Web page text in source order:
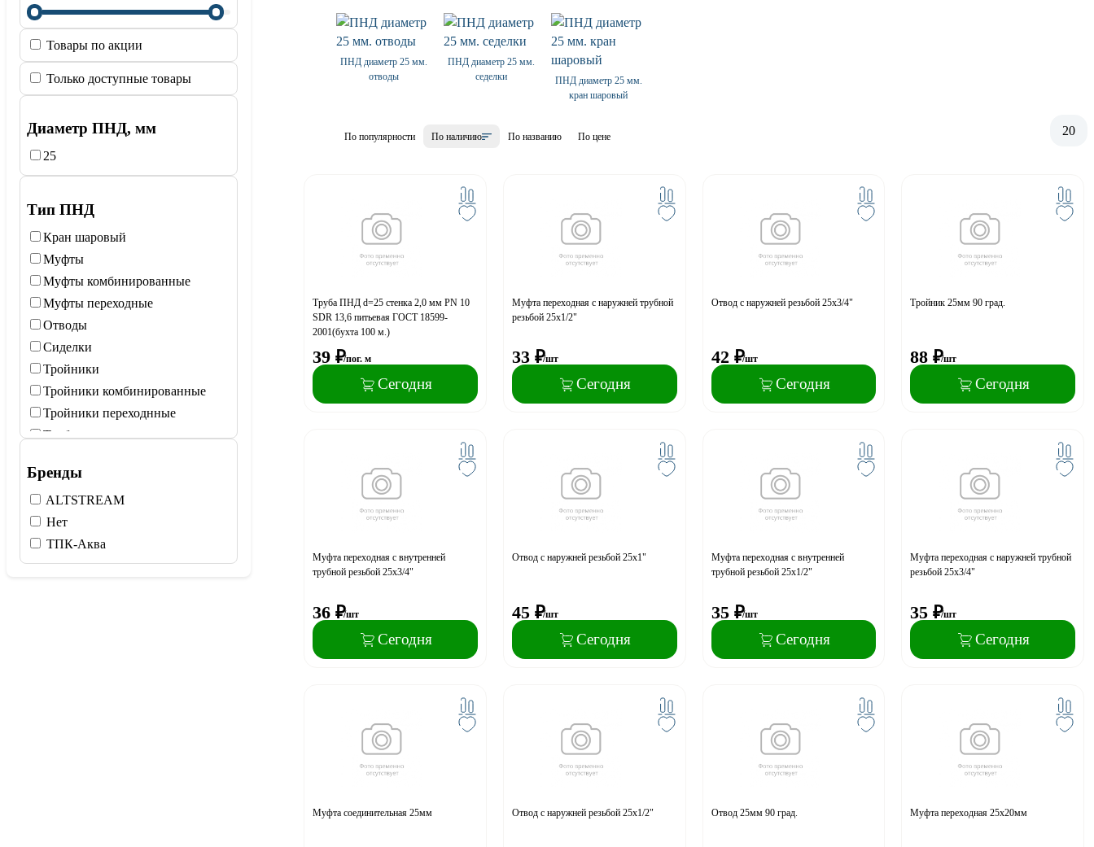
Товары по акции
Только доступные товары
Диаметр ПНД, мм
25
Тип ПНД
Кран шаровый
Муфты
Муфты комбинированные
Муфты переходные
Отводы
Сиделки
Тройники
Тройники комбинированные
Тройники переходнные
Трубы
Бренды
ALTSTREAM
Нет
ТПК-Аква
ПНД диаметр 25 мм.
отводы
ПНД диаметр 25 мм.
седелки
ПНД диаметр 25 мм.
кран шаровый
По популярности По наличию По названию По цене 20
Труба ПНД d=25 стенка 2,0 мм PN 10
SDR 13,6 питьевая ГОСТ 18599-
2001(бухта 100 м.)
39 ₽/пог. м
Сегодня
Муфта переходная с наружней трубной
резьбой 25x1/2"
33 ₽/шт
Сегодня
Отвод с наружней резьбой 25х3/4"
42 ₽/шт
Сегодня
Тройник 25мм 90 град.
88 ₽/шт
Сегодня
Муфта переходная с внутренней
трубной резьбой 25x3/4"
36 ₽/шт
Сегодня
Отвод с наружней резьбой 25х1"
45 ₽/шт
Сегодня
Муфта переходная с внутренней
трубной резьбой 25x1/2"
35 ₽/шт
Сегодня
Муфта переходная с наружней трубной
резьбой 25x3/4"
35 ₽/шт
Сегодня
Муфта соединительная 25мм Отвод с наружней резьбой 25х1/2" Отвод 25мм 90 град. Муфта переходная 25x20мм